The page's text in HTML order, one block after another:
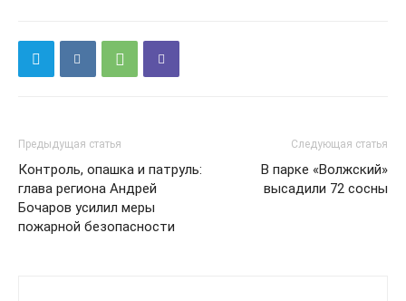
Предыдущая статья
Контроль, опашка и патруль:
глава региона Андрей
Бочаров усилил меры
пожарной безопасности
Следующая статья
В парке «Волжский»
высадили 72 сосны